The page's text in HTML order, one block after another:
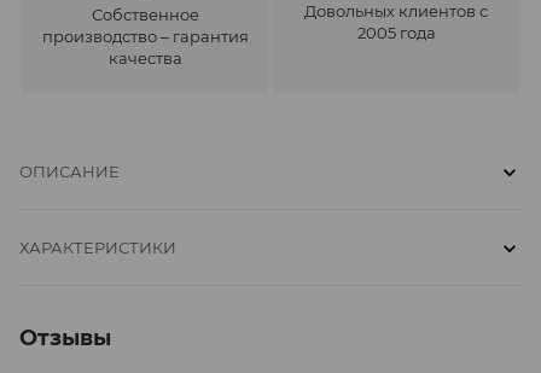
Собственное
производство – гарантия
качества
Довольных клиентов с
2005 года
ОПИСАНИЕ
ХАРАКТЕРИСТИКИ
Отзывы